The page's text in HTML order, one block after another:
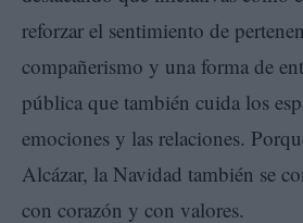
reforzar el sentimiento de
compañerismo y una forma de
pública que también cuida los
emociones y las relaciones.
Alcázar, la Navidad también se
con corazón y con valores.